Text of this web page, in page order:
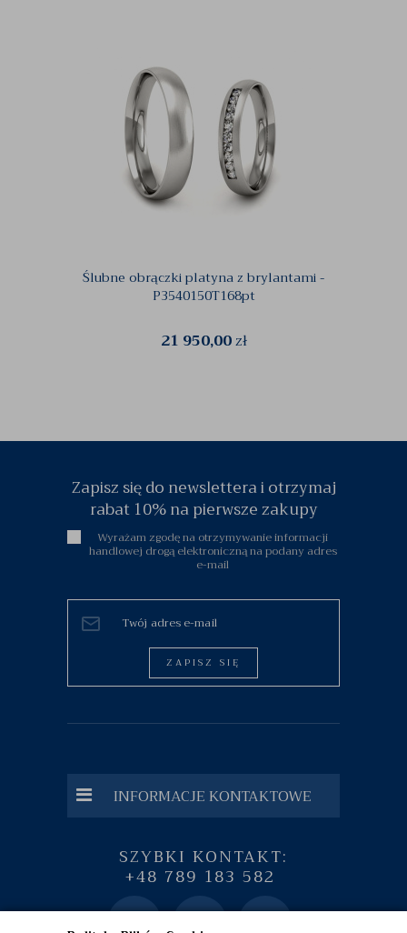
Ślubne obrączki platyna z brylantami -
P3540150T168pt
21 950,00zł
Zapisz się do newslettera i otrzymaj
rabat 10% na pierwsze zakupy
Wyrażam zgodę na otrzymywanie informacji
handlowej drogą elektroniczną na podany adres
e-mail
ZAPISZ SIĘ
INFORMACJE KONTAKTOWE
SZYBKI KONTAKT:
+48 789 183 582